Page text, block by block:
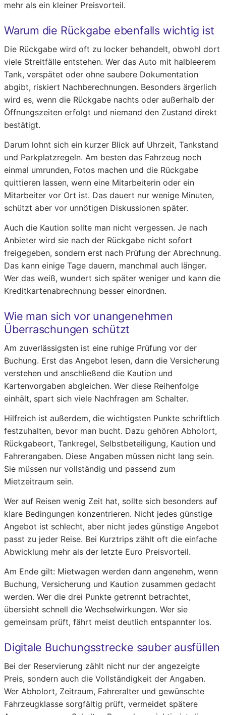
mehr als ein kleiner Preisvorteil.
Warum die Rückgabe ebenfalls wichtig ist
Die Rückgabe wird oft zu locker behandelt, obwohl dort
viele Streitfälle entstehen. Wer das Auto mit halbleerem
Tank, verspätet oder ohne saubere Dokumentation
abgibt, riskiert Nachberechnungen. Besonders ärgerlich
wird es, wenn die Rückgabe nachts oder außerhalb der
Öffnungszeiten erfolgt und niemand den Zustand direkt
bestätigt.
Darum lohnt sich ein kurzer Blick auf Uhrzeit, Tankstand
und Parkplatzregeln. Am besten das Fahrzeug noch
einmal umrunden, Fotos machen und die Rückgabe
quittieren lassen, wenn eine Mitarbeiterin oder ein
Mitarbeiter vor Ort ist. Das dauert nur wenige Minuten,
schützt aber vor unnötigen Diskussionen später.
Auch die Kaution sollte man nicht vergessen. Je nach
Anbieter wird sie nach der Rückgabe nicht sofort
freigegeben, sondern erst nach Prüfung der Abrechnung.
Das kann einige Tage dauern, manchmal auch länger.
Wer das weiß, wundert sich später weniger und kann die
Kreditkartenabrechnung besser einordnen.
Wie man sich vor unangenehmen
Überraschungen schützt
Am zuverlässigsten ist eine ruhige Prüfung vor der
Buchung. Erst das Angebot lesen, dann die Versicherung
verstehen und anschließend die Kaution und
Kartenvorgaben abgleichen. Wer diese Reihenfolge
einhält, spart sich viele Nachfragen am Schalter.
Hilfreich ist außerdem, die wichtigsten Punkte schriftlich
festzuhalten, bevor man bucht. Dazu gehören Abholort,
Rückgabeort, Tankregel, Selbstbeteiligung, Kaution und
Fahrerangaben. Diese Angaben müssen nicht lang sein.
Sie müssen nur vollständig und passend zum
Mietzeitraum sein.
Wer auf Reisen wenig Zeit hat, sollte sich besonders auf
klare Bedingungen konzentrieren. Nicht jedes günstige
Angebot ist schlecht, aber nicht jedes günstige Angebot
passt zu jeder Reise. Bei Kurztrips zählt oft die einfache
Abwicklung mehr als der letzte Euro Preisvorteil.
Am Ende gilt: Mietwagen werden dann angenehm, wenn
Buchung, Versicherung und Kaution zusammen gedacht
werden. Wer die drei Punkte getrennt betrachtet,
übersieht schnell die Wechselwirkungen. Wer sie
gemeinsam prüft, fährt meist deutlich entspannter los.
Digitale Buchungsstrecke sauber ausfüllen
Bei der Reservierung zählt nicht nur der angezeigte
Preis, sondern auch die Vollständigkeit der Angaben.
Wer Abholort, Zeitraum, Fahreralter und gewünschte
Fahrzeugklasse sorgfältig prüft, vermeidet spätere